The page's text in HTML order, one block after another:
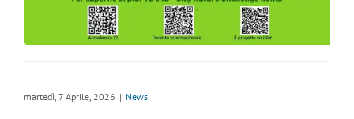
martedì, 7 Aprile, 2026 | News